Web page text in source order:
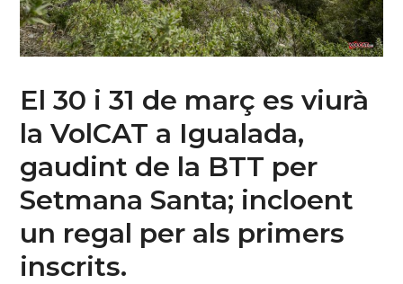
El 30 i 31 de març es viurà
la VolCAT a Igualada,
gaudint de la BTT per
Setmana Santa; incloent
un regal per als primers
inscrits.